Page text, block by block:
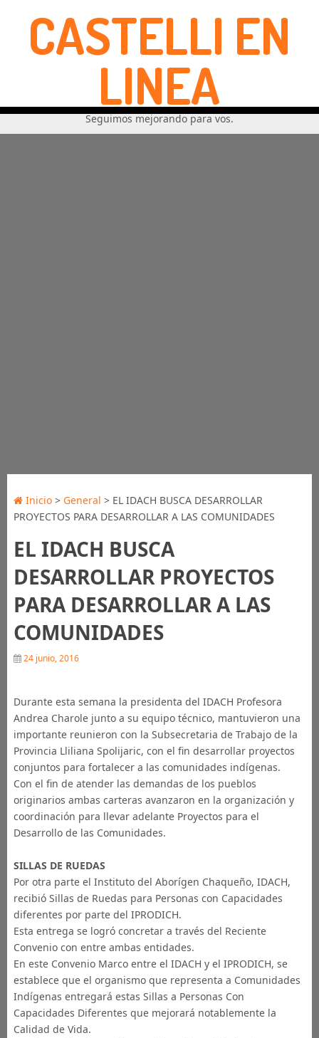
CASTELLI EN
LINEA
Seguimos mejorando para vos.
Inicio> General > EL IDACH BUSCA DESARROLLAR
PROYECTOS PARA DESARROLLAR A LAS COMUNIDADES
EL IDACH BUSCA
DESARROLLAR PROYECTOS
PARA DESARROLLAR A LAS
COMUNIDADES
24 junio, 2016
Durante esta semana la presidenta del ‪‎IDACH‬ Profesora
‎Andrea Charole‬ junto a su equipo técnico, mantuvieron una
importante reunieron con la Subsecretaria de Trabajo de la
Provincia Lliliana Spolijaric,‬ con el fin desarrollar proyectos
conjuntos para fortalecer a las comunidades indígenas.
Con el fin de atender las demandas de los pueblos
originarios ambas carteras avanzaron en la organización y
coordinación para llevar adelante Proyectos para el
Desarrollo de las Comunidades.
SILLAS DE RUEDAS
Por otra parte el Instituto del Aborígen Chaqueño, IDACH,
recibió Sillas de Ruedas para Personas con Capacidades
diferentes por parte del IPRODICH.
Esta entrega se logró concretar a través del Reciente
Convenio con entre ambas entidades.
En este Convenio Marco entre ‪el IDACH‬ y el IPRODICH, se
establece que el organismo que representa a Comunidades
‪‎Indígenas‬ entregará estas Sillas a Personas Con
Capacidades Diferentes que mejorará notablemente la
Calidad de Vida.